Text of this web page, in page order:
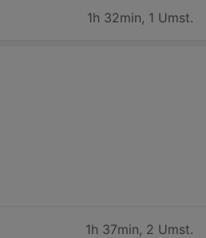
1h 32min, 1 Umst.
1h 37min, 2 Umst.